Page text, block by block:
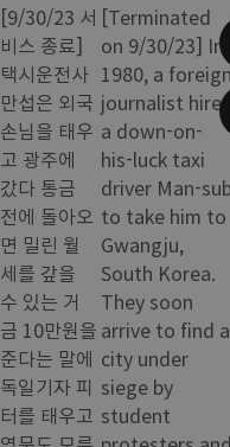
[9/30/23 서
비스 종료]
택시운전사
만섭은 외국
손님을 태우
고 광주에
갔다 통금
전에 돌아오
면 밀린 월
세를 갚을
수 있는 거
금 10만원을
준다는 말에
독일기자 피
터를 태우고
[Terminated
on 9/30/23] In
1980, a
journalist hires
a down-on-
his-luck taxi
driver Man-
to take him to
Gwangju,
South Korea.
They soon
arrive to find a
city under
siege by
student